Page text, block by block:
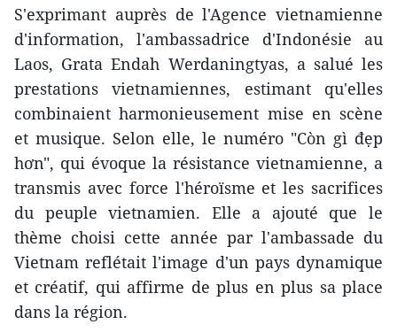
S'exprimant auprès de l'Agence vietnamienne
d'information, l'ambassadrice d'Indonésie au
Laos, Grata Endah Werdaningtyas, a salué les
prestations vietnamiennes, estimant qu'elles
combinaient harmonieusement mise en scène
et musique. Selon elle, le numéro "Còn gì đẹp
hơn", qui évoque la résistance vietnamienne, a
transmis avec force l'héroïsme et les sacrifices
du peuple vietnamien. Elle a ajouté que le
thème choisi cette année par l'ambassade du
Vietnam reflétait l'image d'un pays dynamique
et créatif, qui affirme de plus en plus sa place
dans la région.